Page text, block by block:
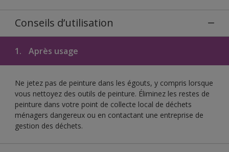
Conseils d’utilisation
1. Après usage
Ne jetez pas de peinture dans les égouts, y compris lorsque
vous nettoyez des outils de peinture. Éliminez les restes de
peinture dans votre point de collecte local de déchets
ménagers dangereux ou en contactant une entreprise de
gestion des déchets.